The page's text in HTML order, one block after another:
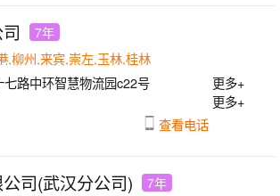
7年
,柳州,来宾,崇左,玉林,桂林
路中环智慧物流园c22号
更多+
更多+
查看电话
司(武汉分公司) 7年